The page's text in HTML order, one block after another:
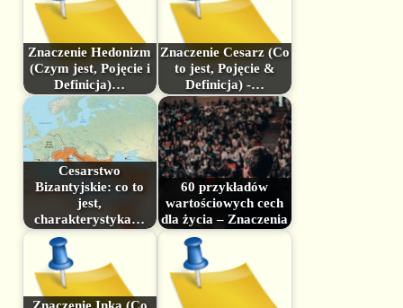
Znaczenie Hedonizm
(Czym jest, Pojęcie i
Definicja)…
Znaczenie Cesarz (Co
to jest, Pojęcie &
Definicja) -…
Cesarstwo
Bizantyjskie: co to
jest,
charakterystyka…
60 przykładów
wartościowych cech
dla życia – Znaczenia